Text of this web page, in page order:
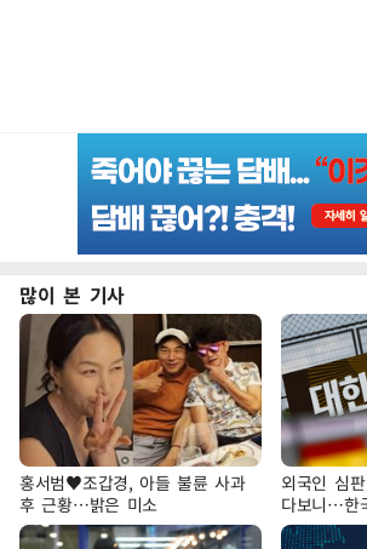
많이 본 기사
홍서범♥조갑경, 아들 불륜 사과
후 근황…밝은 미소
외국인 심
다보니…한